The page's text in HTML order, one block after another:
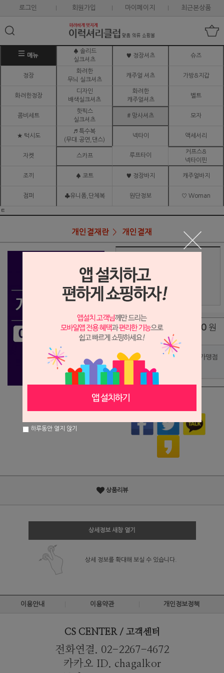
로그인 회원가입 마이페이지 최근본상품
메뉴
♠ 솔리드
실크셔츠
♥ 정장셔츠 슈즈
정장
화려한
무늬 실크셔츠
캐주얼 셔츠 가방&지갑
화려한정장
디자인
배색실크셔츠
화려한
캐주얼셔츠
벨트
콤비세트
핫픽스
실크셔츠
# 망사셔츠 모자
★ 턱시도
♬ 특수복
(무대.공연,댄스)
넥타이 액세서리
자켓 스카프 루프타이
커프스&
넥타이핀
조끼 ♠ 코트 ♥ 정장바지 캐주얼바지
점퍼 ♣유니폼,단체복 원단정보 ♡ Woman
ㅌ
개인결재란 개인결재
상품가 380,000
배송비 (조건)
총 상품 금액 0 원
포인트사용 가맹점
상품리뷰
상세정보 새창 열기
상세 정보를 확대해 보실 수 있습니다.
이용안내 이용약관 개인정보정책
CS CENTER / 고객센터
전화연결. 02-2267-4672
카카오 ID. chagalkor
하루동안 열지 않기